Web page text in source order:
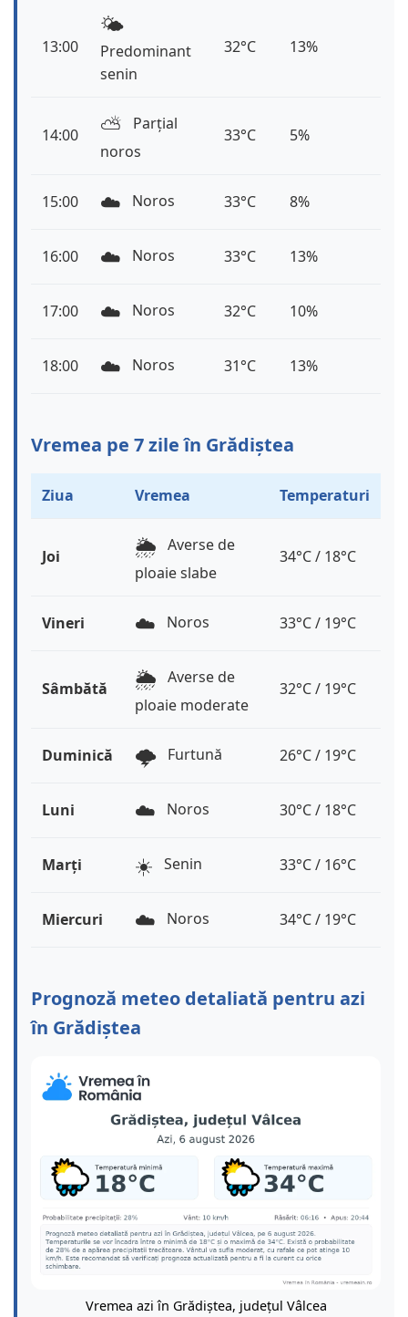
13:00
🌤️
Predominant
senin
32°C 13%
14:00 ⛅️
Parțial
noros
33°C 5%
15:00 ☁️ Noros 33°C 8%
16:00 ☁️ Noros 33°C 13%
17:00 ☁️ Noros 32°C 10%
18:00 ☁️ Noros 31°C 13%
Vremea pe 7 zile în Grădiștea
Ziua Vremea Temperaturi
Joi 🌦️ Averse de
ploaie slabe
34°C / 18°C
Vineri ☁️ Noros 33°C / 19°C
Sâmbătă 🌦️ Averse de
ploaie moderate
32°C / 19°C
Duminică 🌩️ Furtună 26°C / 19°C
Luni ☁️ Noros 30°C / 18°C
Marți ☀️ Senin 33°C / 16°C
Miercuri ☁️ Noros 34°C / 19°C
Prognoză meteo detaliată pentru azi
în Grădiștea
Vremea azi în Grădiștea, județul Vâlcea